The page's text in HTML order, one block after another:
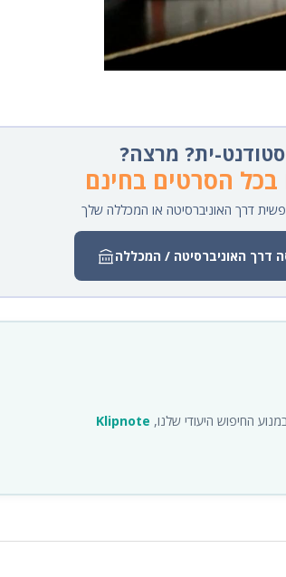
סטודנט-ית? מרצה?
בכל הסרטים בחינם
דרך האוניברסיטה או המכללה שלך
דרך האוניברסיטה / המכללה
החיפוש היעודי שלנו, Klipnote